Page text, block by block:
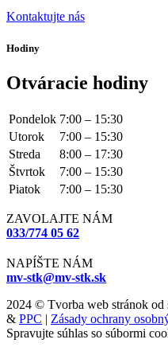
Kontaktujte nás
Hodiny
Otváracie hodiny
Pondelok 7:00 – 15:30
Utorok
7:00 – 15:30
Streda
8:00 – 17:30
Štvrtok
7:00 – 15:30
Piatok
7:00 – 15:30
ZAVOLAJTE NÁM
033/774 05 62
NAPÍŠTE NÁM
mv-stk@mv-stk.sk
2024 © Tvorba web stránok od
& PPC | Zásady ochrany
Spravujte súhlas so súbormi